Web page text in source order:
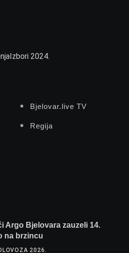
Izbori 2024.
Bjelovar.live TV
Regija
Argo Bjelovara zauzeli 14.
na brzincu
2026.